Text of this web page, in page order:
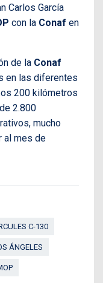
Carlos García
con la Conaf en
de la Conaf
en las diferentes
200 kilómetros
2.800
mucho
al mes de
C-130
ÁNGELES